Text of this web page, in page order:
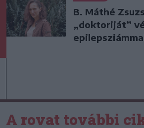
B. Máthé
„doktoriját”
A rovat további